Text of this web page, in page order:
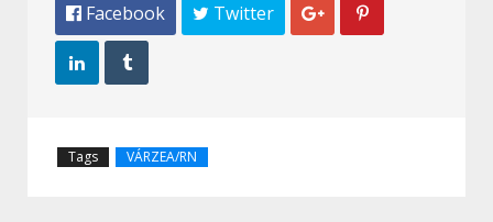
 Facebook  Twitter  
 
Tags VÁRZEA/RN